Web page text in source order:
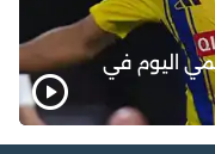
اليوم في